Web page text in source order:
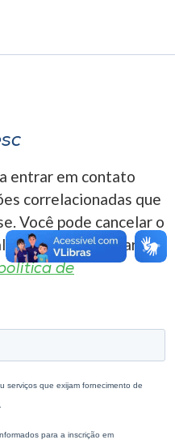
entrar em contato
correlacionadas que
Você pode cancelar o
momento. Para
de